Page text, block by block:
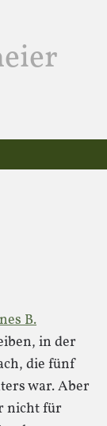
B.
in der
die fünf
war. Aber
nicht für